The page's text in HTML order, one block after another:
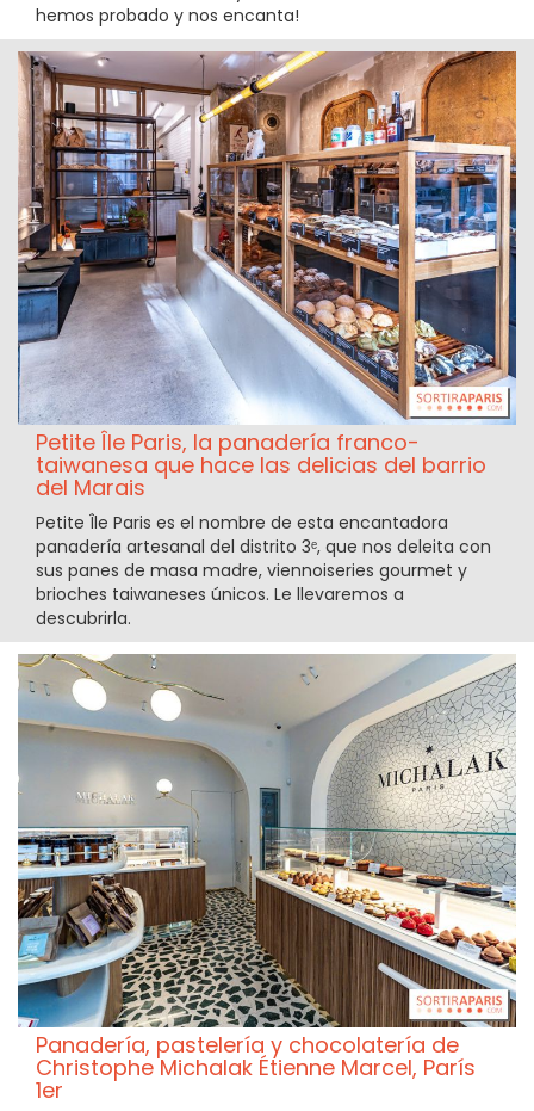
hemos probado y nos encanta!
Petite Île Paris, la panadería franco-
taiwanesa que hace las delicias del barrio
del Marais
Petite Île Paris es el nombre de esta encantadora
panadería artesanal del distrito 3ᵉ, que nos deleita con
sus panes de masa madre, viennoiseries gourmet y
brioches taiwaneses únicos. Le llevaremos a
descubrirla.
Panadería, pastelería y chocolatería de
Christophe Michalak Étienne Marcel, París
1er